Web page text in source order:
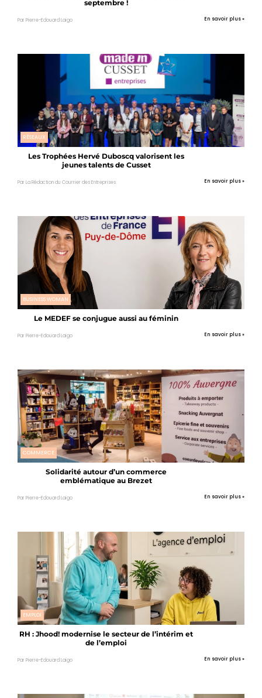
septembre !
Par Pierre-Edouard Laigo En savoir plus »
RÉSEAUX
Les Trophées Hervé Duboscq valorisent les
jeunes talents de Cusset
Par La Rédaction du Courrier des Entreprises En savoir plus »
BUSINESS WOMAN
Le MEDEF se conjugue aussi au féminin
Par Pierre-Edouard Laigo En savoir plus »
COMMERCE
Solidarité autour d’un commerce
emblématique au Brezet
Par Pierre-Edouard Laigo En savoir plus »
EMPLOI
RH : Jhood! modernise le secteur de l’intérim et
de l’emploi
Par Pierre-Edouard Laigo En savoir plus »